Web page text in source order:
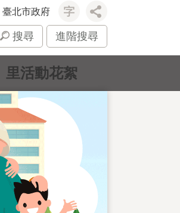
臺北市政府
搜尋 進階搜尋
里活動花絮